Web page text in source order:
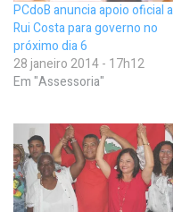
PCdoB anuncia apoio oficial a
Rui Costa para governo no
próximo dia 6
28 janeiro 2014 - 17h12
Em "Assessoria"